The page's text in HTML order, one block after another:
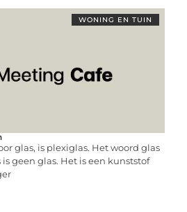
WONING EN TUIN
glas, is plexiglas. Het woord glas
geen glas. Het is een kunststof